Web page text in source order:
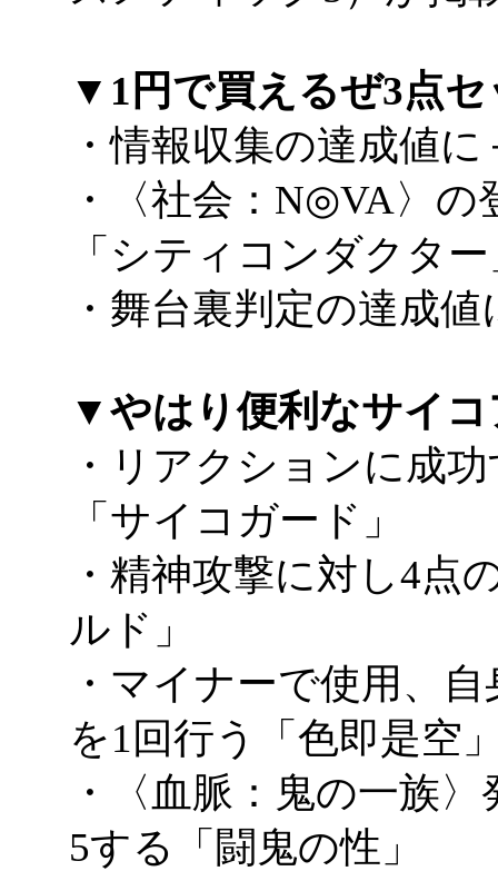
▼1円で買えるぜ3点セ
・情報収集の達成値
・〈社会：N◎VA〉
「シティコンダクタ
・舞台裏判定の達成
▼やはり便利なサイ
・リアクションに成
「サイコガード」
・精神攻撃に対し4点
ルド」
・マイナーで使用、
を1回行う「色即是空
・〈血脈：鬼の一族
5する「闘鬼の性」